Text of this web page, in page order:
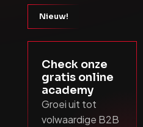
Nieuw!
Check onze
gratis online
academy
Groei uit tot
volwaardige B2B